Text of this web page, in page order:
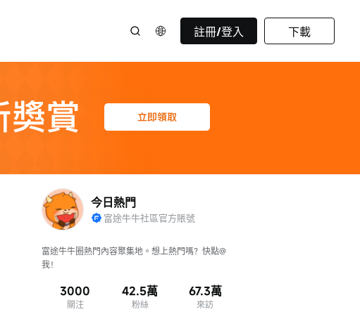
註冊/登入 下載
今日熱門
富途牛牛社區官方賬號
富途牛牛圈熱門內容聚集地。想上熱門嗎？快點@
我！
3000
關注
42.5萬
粉絲
67.3萬
來訪